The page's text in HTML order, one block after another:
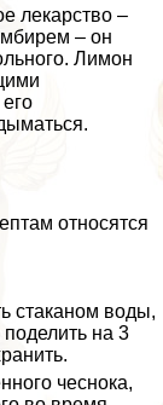
лекарство –
– он
Лимон
относятся
стаканом воды,
поделить на 3
чеснока,